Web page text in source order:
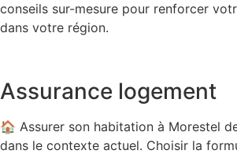
conseils sur-mesure pour renforcer
dans votre région.
Assurance logement
🏠 Assurer son habitation à Morestel
dans le contexte actuel. Choisir la